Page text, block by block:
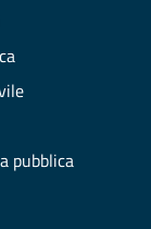
pubblica